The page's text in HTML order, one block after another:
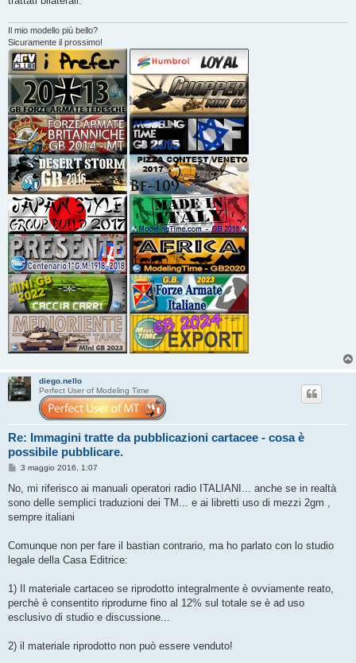
Il mio modello più bello?
Sicuramente il prossimo!
diego.nello
Perfect User of Modeling Time
Re: Immagini tratte da pubblicazioni cartacee - cosa è
possibile pubblicare.
M
s
a
g
o
3 maggio 2016, 1:07
No, mi riferisco ai manuali operatori radio ITALIANI... anche se in realtà
sono delle semplici traduzioni dei TM... e ai libretti uso di mezzi 2gm ,
sempre italiani
Comunque non per fare il bastian contrario, ma ho parlato con lo studio
legale della Casa Editrice:
1) Il materiale cartaceo se riprodotto integralmente è ovviamente reato,
perchè è consentito riprodurne fino al 12% sul totale se è ad uso
esclusivo di studio e discussione...
2) il materiale riprodotto non può essere venduto!